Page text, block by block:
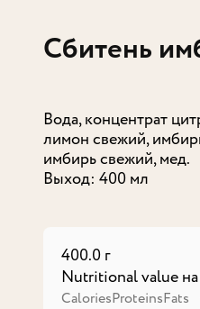
Сбитень
Вода, концентрат
лимон свежий,
имбирь свежий, мед.
Выход: 400 мл
400.0 г
Nutritional value
CaloriesProteinsFats